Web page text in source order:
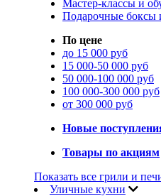
Мастер-классы и
Подарочные боксы
По цене
до 15 000 руб
15 000-50 000 руб
50 000-100 000 руб
100 000-300 000 руб
от 300 000 руб
Новые
Товары по акциям
Показать все грили и
Уличные кухни